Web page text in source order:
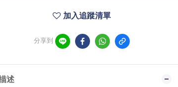
加入追蹤清單
分享到
述